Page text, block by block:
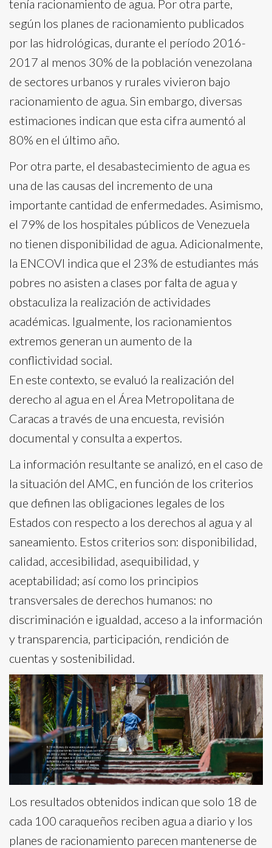
tenía racionamiento de agua. Por otra parte,
según los planes de racionamiento publicados
por las hidrológicas, durante el período 2016-
2017 al menos 30% de la población venezolana
de sectores urbanos y rurales vivieron bajo
racionamiento de agua. Sin embargo, diversas
estimaciones indican que esta cifra aumentó al
80% en el último año.
Por otra parte, el desabastecimiento de agua es
una de las causas del incremento de una
importante cantidad de enfermedades. Asimismo,
el 79% de los hospitales públicos de Venezuela
no tienen disponibilidad de agua. Adicionalmente,
la ENCOVI indica que el 23% de estudiantes más
pobres no asisten a clases por falta de agua y
obstaculiza la realización de actividades
académicas. Igualmente, los racionamientos
extremos generan un aumento de la
conflictividad social.
En este contexto, se evaluó la realización del
derecho al agua en el Área Metropolitana de
Caracas a través de una encuesta, revisión
documental y consulta a expertos.
La información resultante se analizó, en el caso de
la situación del AMC, en función de los criterios
que definen las obligaciones legales de los
Estados con respecto a los derechos al agua y al
saneamiento. Estos criterios son: disponibilidad,
calidad, accesibilidad, asequibilidad, y
aceptabilidad; así como los principios
transversales de derechos humanos: no
discriminación e igualdad, acceso a la información
y transparencia, participación, rendición de
cuentas y sostenibilidad.
Los resultados obtenidos indican que solo 18 de
cada 100 caraqueños reciben agua a diario y los
planes de racionamiento parecen mantenerse de